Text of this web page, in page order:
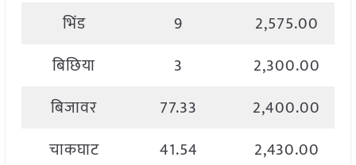
भिंड
9
2,575.00
बिछिया
3
2,300.00
बिजावर
77.33
2,400.00
चाकघाट
41.54
2,430.00